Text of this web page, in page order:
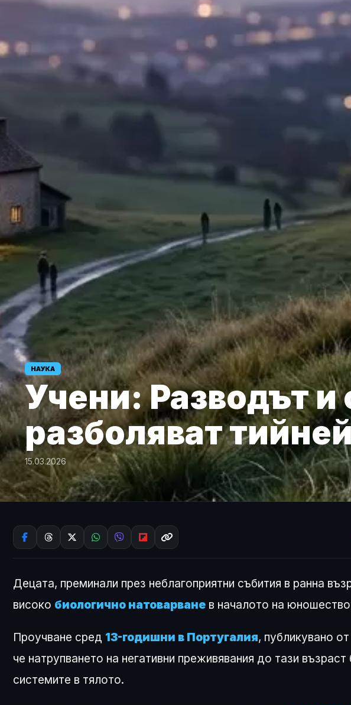
НАУКА
Учени: Разводът
разболяват
15.03.2026
Децата, преминали през неблагоприятни събития в ранна
високо биологично натоварване в началото на
Проучване сред 13-годишни в Португалия, публикувано
че натрупването на негативни преживявания до тази възраст
системите в тялото.